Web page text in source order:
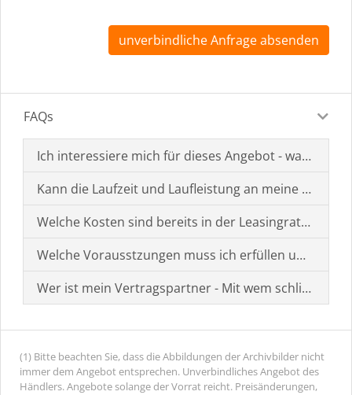
unverbindliche Anfrage absenden
FAQs
Ich interessiere mich für dieses Angebot - was muss
Kann die Laufzeit und Laufleistung an meine
Welche Kosten sind bereits in der Leasingrate
Welche Vorausstzungen muss ich erfüllen um einen
Wer ist mein Vertragspartner - Mit wem schließe ich
(1) Bitte beachten Sie, dass die Abbildungen der Archivbilder nicht
immer dem Angebot entsprechen. Unverbindliches Angebot des
Händlers. Angebote solange der Vorrat reicht. Preisänderungen,